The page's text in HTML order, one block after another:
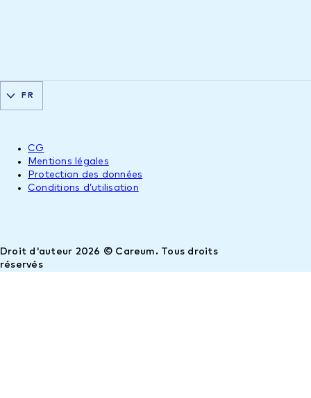
Droit d'auteur 2026 © Careum. Tous droits
réservés
CG
Mentions légales
Protection des données
Conditions d’utilisation
FR